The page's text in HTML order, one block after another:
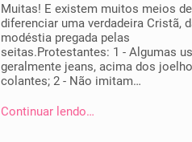
Muitas! E existem muitos meios
diferenciar uma verdadeira Cristã,
modéstia pregada pelas
seitas.Protestantes: 1 - Algumas
geralmente jeans, acima dos
colantes; 2 - Não imitam…
Continuar lendo…